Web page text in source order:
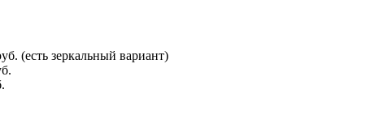
(есть зеркальный вариант)